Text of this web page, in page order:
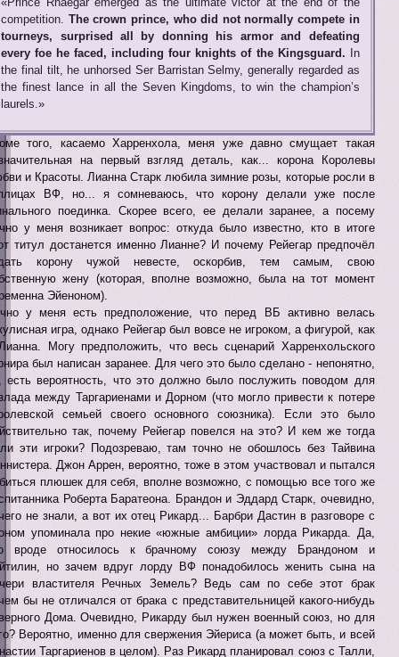
competition. The crown prince, who did not normally compete in
tourneys, surprised all by donning his armor and defeating
every foe he faced, including four knights of the Kingsguard. In
the final tilt, he unhorsed Ser Barristan Selmy, generally regarded as
the finest lance in all the Seven Kingdoms, to win the champion’s
laurels.»
того, касаемо Харренхола, меня уже давно смущает такая
на первый взгляд деталь, как... корона Королевы
и Красоты. Лианна Старк любила зимние розы, которые росли в
ВФ, но... я сомневаюсь, что корону делали уже после
поединка. Скорее всего, ее делали заранее, а посему
у меня возникает вопрос: откуда было известно, кто в итоге
титул достанется именно Лианне? И почему Рейегар предпочёл
корону чужой невесте, оскорбив, тем самым, свою
жену (которая, вполне возможно, была на тот момент
Эйеноном).
у меня есть предположение, что перед ВБ активно велась
игра, однако Рейегар был вовсе не игроком, а фигурой, как
Могу предположить, что весь сценарий Харренхольского
был написан заранее. Для чего это было сделано - непонятно,
есть вероятность, что это должно было послужить поводом для
между Таргариенами и Дорном (что могло привести к потере
семьей своего основного союзника). Если это было
так, почему Рейегар повелся на это? И кем же тогда
эти игроки? Подозреваю, там точно не обошлось без Тайвина
Джон Аррен, вероятно, тоже в этом участвовал и пытался
плюшек для себя, вполне возможно, с помощью все того же
Роберта Баратеона. Брандон и Эддард Старк, очевидно,
не знали, а вот их отец Рикард... Барбри Дастин в разговоре с
упоминала про некие «южные амбиции» лорда Рикарда. Да,
вроде относилось к брачному союзу между Брандоном и
но зачем вдруг лорду ВФ понадобилось женить сына на
властителя Речных Земель? Ведь сам по себе этот брак
бы не отличался от брака с представительницей какого-нибудь
Дома. Очевидно, Рикарду был нужен военный союз, но для
Вероятно, именно для свержения Эйериса (а может быть, и всей
Таргариенов в целом). Раз Рикард планировал союз с Талли,